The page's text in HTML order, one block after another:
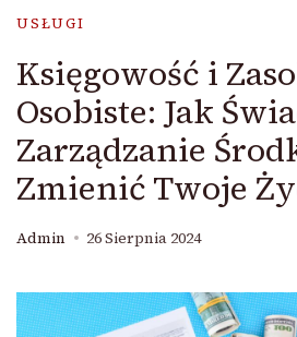
USŁUGI
Księgowość i
Osobiste: Jak
Zarządzanie
Zmienić Twoje
Admin 26 Sierpnia 2024